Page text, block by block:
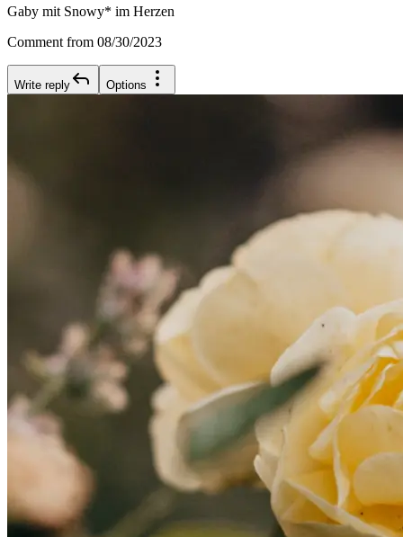
Gaby mit Snowy* im Herzen
Comment from 08/30/2023
Write reply Options